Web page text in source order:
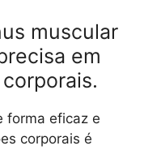
muscular
em
forma eficaz e
corporais é